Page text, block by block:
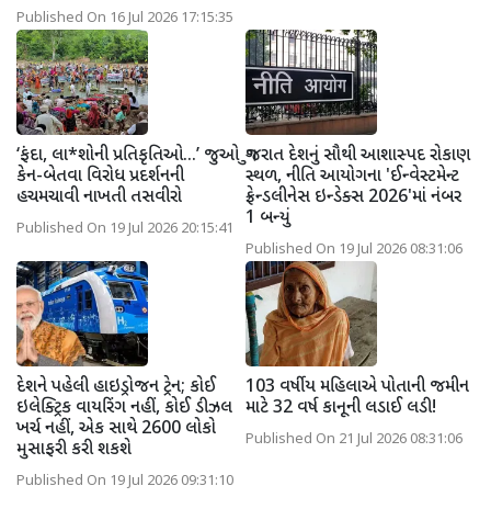
Published On 16 Jul 2026 17:15:35
‘ફંદા, લા*શોની પ્રતિકૃતિઓ...’ જુઓ
કેન-બેતવા વિરોધ પ્રદર્શનની
હચમચાવી નાખતી તસવીરો
Published On 19 Jul 2026 20:15:41
ગુજરાત દેશનું સૌથી આશાસ્પદ રોકાણ
સ્થળ, નીતિ આયોગના 'ઈન્વેસ્ટમેન્ટ
ફ્રેન્ડલીનેસ ઇન્ડેક્સ 2026'માં નંબર
1 બન્યું
Published On 19 Jul 2026 08:31:06
દેશને પહેલી હાઇડ્રોજન ટ્રેન; કોઈ
ઇલેક્ટ્રિક વાયરિંગ નહીં, કોઈ ડીઝલ
ખર્ચ નહીં, એક સાથે 2600 લોકો
મુસાફરી કરી શકશે
Published On 19 Jul 2026 09:31:10
103 વર્ષીય મહિલાએ પોતાની જમીન
માટે 32 વર્ષ કાનૂની લડાઈ લડી!
Published On 21 Jul 2026 08:31:06